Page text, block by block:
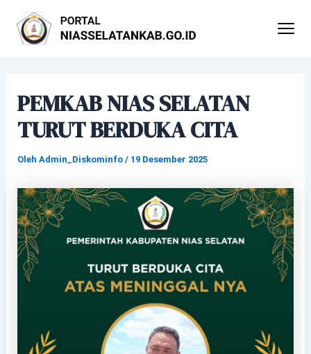
konten
PEMKAB NIAS SELATAN
TURUT BERDUKA CITA
Oleh Admin_Diskominfo / 19 Desember 2025
navigation